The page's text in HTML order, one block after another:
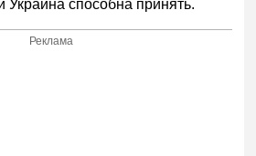
Украина способна принять.
Реклама